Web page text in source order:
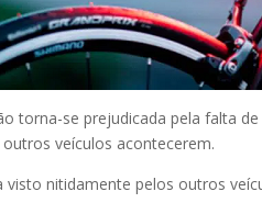
torna-se prejudicada pela falta
veículos acontecerem.
visto nitidamente pelos outros